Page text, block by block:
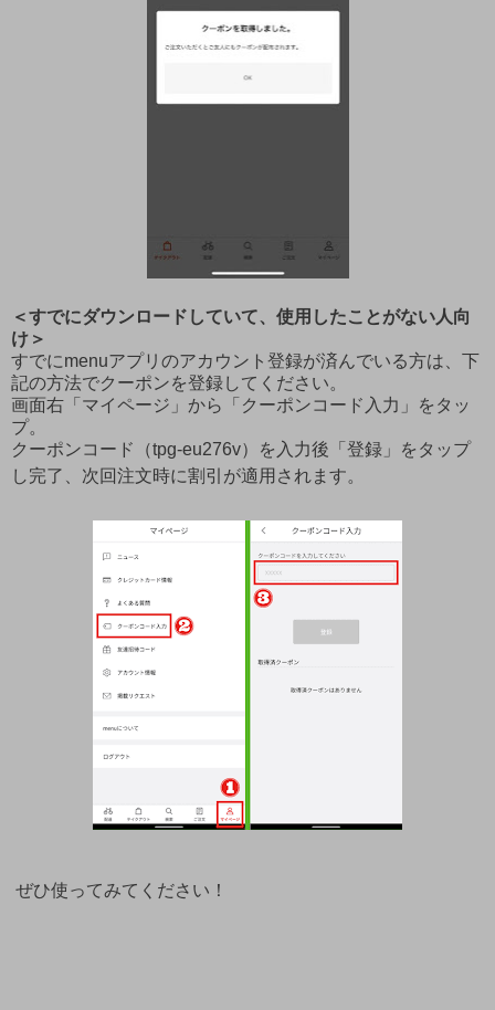
＜すでにダウンロードしていて、使用したことがない人向
け＞
すでにmenuアプリのアカウント登録が済んでいる方は、下
記の方法でクーポンを登録してください。
画面右「マイページ」から「クーポンコード入力」をタッ
プ。
クーポンコード（tpg-eu276v）を入力後「登録」をタップ
し完了、次回注文時に割引が適用されます。
ぜひ使ってみてください！